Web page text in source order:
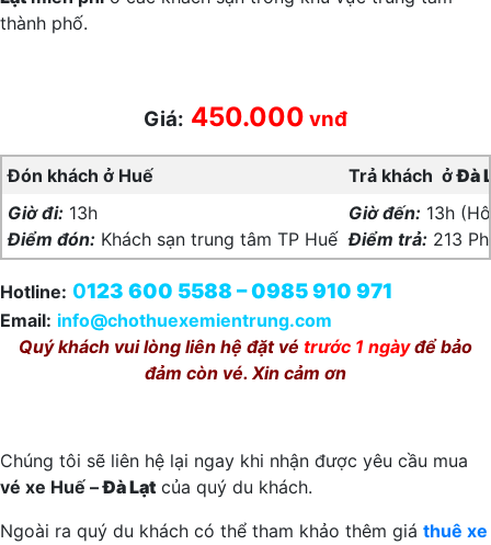
thành phố.
Giá: 450.000 vnđ
Đón khách ở Huế Trả khách ởĐà
Giờ đi: 13h
Điểm đón: Khách sạn trung tâm TP Huế
Giờ đến: 13h
Điểm trả: 213
Hotline: 0123 600 5588 – 0985 910 971
Email: info@chothuexemientrung.com
Quý khách vui lòng liên hệ đặt vé trước 1 ngàyđể bảo
đảm còn vé. Xin cảm ơn
Chúng tôi sẽ liên hệ lại ngay khi nhận được yêu cầu mua
vé xe Huế –Đà Lạt của quý du khách.
Ngoài ra quý du khách có thể tham khảo thêm giá thuê xe